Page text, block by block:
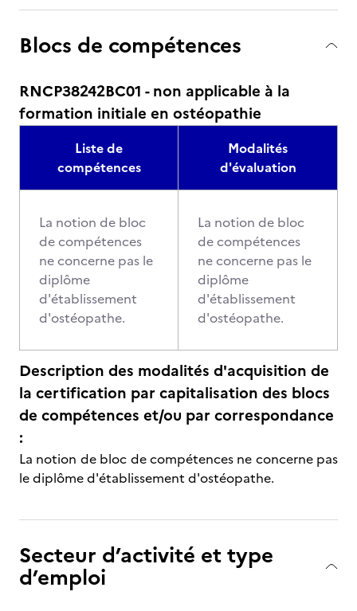
Blocs de compétences
RNCP38242BC01 - non applicable à la
formation initiale en ostéopathie
Liste de
compétences
Modalités
d'évaluation
La notion de bloc
de compétences
ne concerne pas le
diplôme
d'établissement
d'ostéopathe.
La notion de bloc
de compétences
ne concerne pas le
diplôme
d'établissement
d'ostéopathe.
Description des modalités d'acquisition de
la certification par capitalisation des blocs
de compétences et/ou par correspondance
:
La notion de bloc de compétences ne concerne pas
le diplôme d'établissement d'ostéopathe.
Secteur d’activité et type
d’emploi